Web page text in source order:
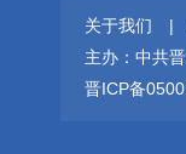
关于我们 |
主办：中共
晋ICP备